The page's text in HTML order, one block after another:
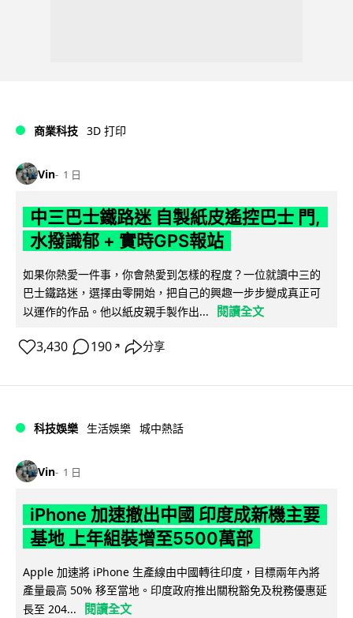
商業科技 3D 打印
Vin 1 日
中三巴士鐵路迷 自製紙皮遙控巴士 門,
水撥識郁 + 實時GPS報站
如果你熱愛一件事，你會熱愛到怎樣的程度？一位就讀中三的
巴士鐵路迷，選擇由零開始，把自己的興趣一步步變成真正可
以運作的作品。他以紙皮親手製作出...
閱讀全文
3,430 190 ↗ 分享
科技娛樂 生活娛樂 城中熱話
Vin 1 日
iPhone 加速撤出中國 印度成新機主要
基地 上年組裝增至5500萬部
Apple 加速將 iPhone 生產線由中國轉往印度，目標兩年內將
產量最高 50% 移至當地。印度政府推出關稅豁免及稅務優惠延
長至 204...
閱讀全文